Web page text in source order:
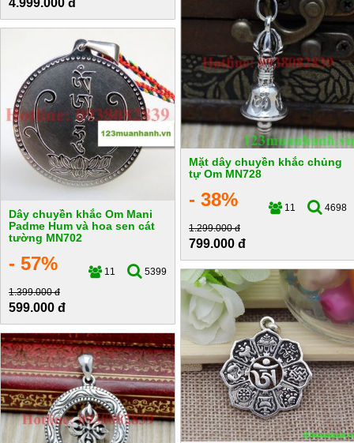
4.999.000 đ
Mặt dây chuyền khắc chủng
tự Om MN728
- 38% 11
4698
1.299.000 đ
799.000 đ
Dây chuyền khắc Om Mani
Padme Hum và hoa sen cát
tường MN702
- 57% 11
5399
1.399.000 đ
599.000 đ